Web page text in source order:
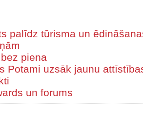
palīdz tūrisma un
piena
Potami uzsāk jaunu
un forums